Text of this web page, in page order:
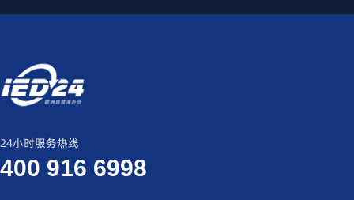
24小时服务热线
400 916 6998